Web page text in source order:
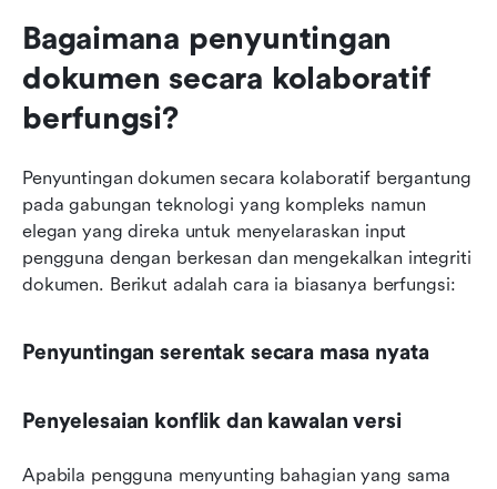
Bagaimana penyuntingan
dokumen secara kolaboratif
berfungsi?
Penyuntingan dokumen secara kolaboratif bergantung
pada gabungan teknologi yang kompleks namun
elegan yang direka untuk menyelaraskan input
pengguna dengan berkesan dan mengekalkan integriti
dokumen. Berikut adalah cara ia biasanya berfungsi:
Penyuntingan serentak secara masa nyata
Penyelesaian konflik dan kawalan versi
Apabila pengguna menyunting bahagian yang sama